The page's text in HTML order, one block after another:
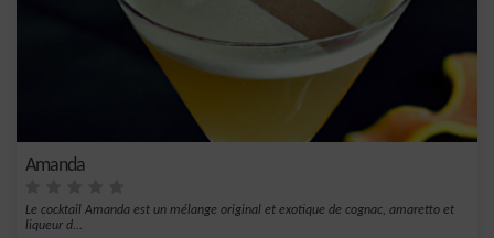
Amanda
Le cocktail Amanda est un mélange original et exotique de cognac, amaretto et
liqueur d...